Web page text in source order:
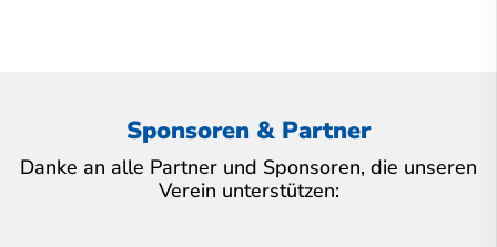
Sponsoren & Partner
Danke an alle Partner und Sponsoren, die unseren
Verein unterstützen: